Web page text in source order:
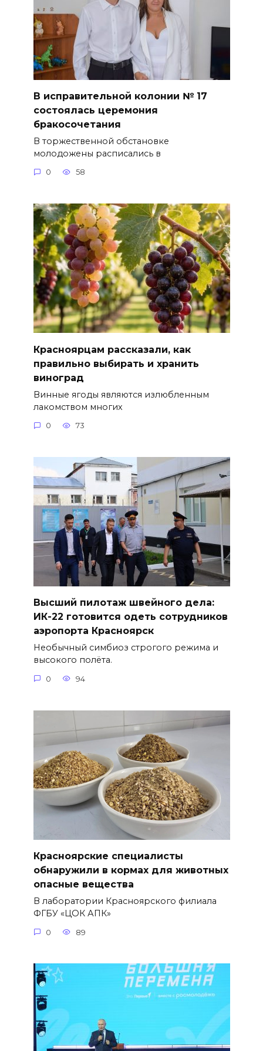
В исправительной колонии № 17
состоялась церемония
бракосочетания
В торжественной обстановке
молодожены расписались в
0 58
Красноярцам рассказали, как
правильно выбирать и хранить
виноград
Винные ягоды являются излюбленным
лакомством многих
0 73
Высший пилотаж швейного дела:
ИК-22 готовится одеть сотрудников
аэропорта Красноярск
Необычный симбиоз строгого режима и
высокого полёта.
0 94
Красноярские специалисты
обнаружили в кормах для животных
опасные вещества
В лаборатории Красноярского филиала
ФГБУ «ЦОК АПК»
0 89